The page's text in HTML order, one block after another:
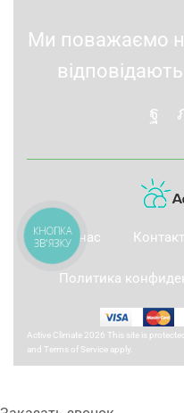
Ми поважаємо
О нас
Политика
Active Climate 2026 This site is
and Terms of Service apply.
КНОПКА
ЗВ'ЯЗКУ